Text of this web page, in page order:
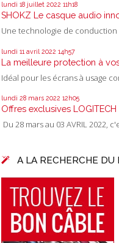
lundi 18 juillet 2022 11h18
SHOKZ Le casque audio
Une technologie de
lundi 11 avril 2022 14h57
La meilleure protection à vos
Idéal pour les écrans à usage
lundi 28 mars 2022 12h05
Offres exclusives LOGITECH
Du 28 mars au 03 AVRIL 2022,
A LA RECHERCHE DU